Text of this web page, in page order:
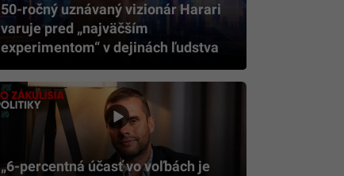
50-ročný uznávaný vizionár Harari
varuje pred „najväčším
experimentom“ v dejinách ľudstva
„6-percentná účasť vo voľbách je